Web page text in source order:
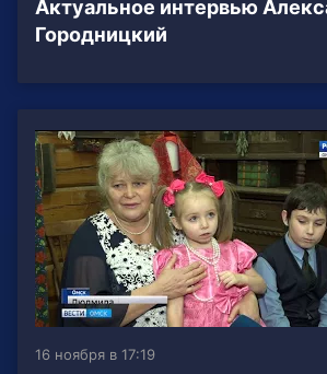
Актуальное интервью
Городницкий
16 ноября в 17:19